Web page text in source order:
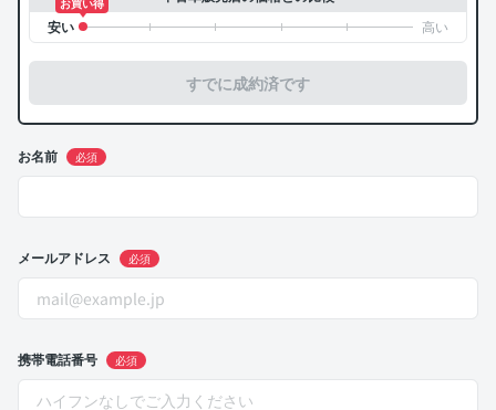
すでに成約済です
お名前 必須
メールアドレス 必須
携帯電話番号 必須